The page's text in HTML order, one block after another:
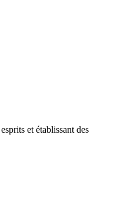
et établissant des